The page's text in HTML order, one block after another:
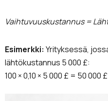
Vaihtuvuuskustannus =
Esimerkki: Yrityksessä,
lähtökustannus 5 000 £:
100 × 0,10 × 5 000 £ = 50 000 £